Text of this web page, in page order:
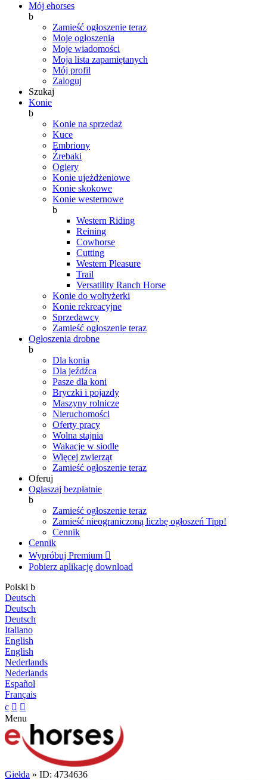
Mój ehorses
b
Zamieść ogłoszenie teraz
Moje ogłoszenia
Moje wiadomości
Moja lista zapamiętanych
Mój profil
Zaloguj
Szukaj
Konie
b
Konie na sprzedaż
Kuce
Embriony
Źrebaki
Ogiery
Konie ujeżdżeniowe
Konie skokowe
Konie westernowe
b
Western Riding
Reining
Cowhorse
Cutting
Western Pleasure
Trail
Versatility Ranch Horse
Konie do woltyżerki
Konie rekreacyjne
Sprzedawcy
Zamieść ogłoszenie teraz
Ogłoszenia drobne
b
Dla konia
Dla jeźdźca
Pasze dla koni
Bryczki i pojazdy
Maszyny rolnicze
Nieruchomości
Oferty pracy
Wolna stajnia
Wakacje w siodle
Więcej zwierząt
Zamieść ogłoszenie teraz
Oferuj
Ogłaszaj bezpłatnie
b
Zamieść ogłoszenie teraz
Zamieść nieograniczoną liczbę ogłoszeń Tipp!
Cennik
Cennik
Wypróbuj Premium 
Pobierz aplikację download
Polski b
Deutsch
Deutsch
Deutsch
Italiano
English
English
Nederlands
Nederlands
Español
Français
c  
Menu
Giełda » ID: 4734636